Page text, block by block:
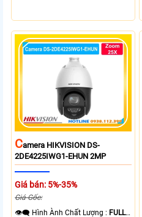
CAmera HIKVISION DS-
2DE4225IWG1-EHUN 2MP
Giá bán: 5%-35%
Giá Gốc:
👁️‍🗨 Hình Ành Chất Lượng : FULL